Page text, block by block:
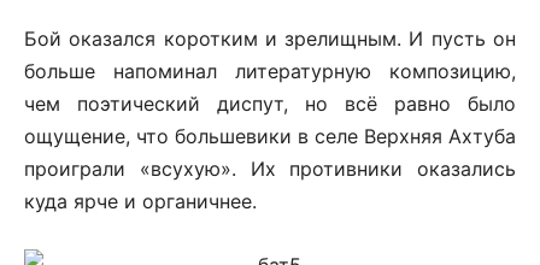
Бой оказался коротким и зрелищным. И пусть он
больше напоминал литературную композицию,
чем поэтический диспут, но всё равно было
ощущение, что большевики в селе Верхняя Ахтуба
проиграли «всухую». Их противники оказались
куда ярче и органичнее.